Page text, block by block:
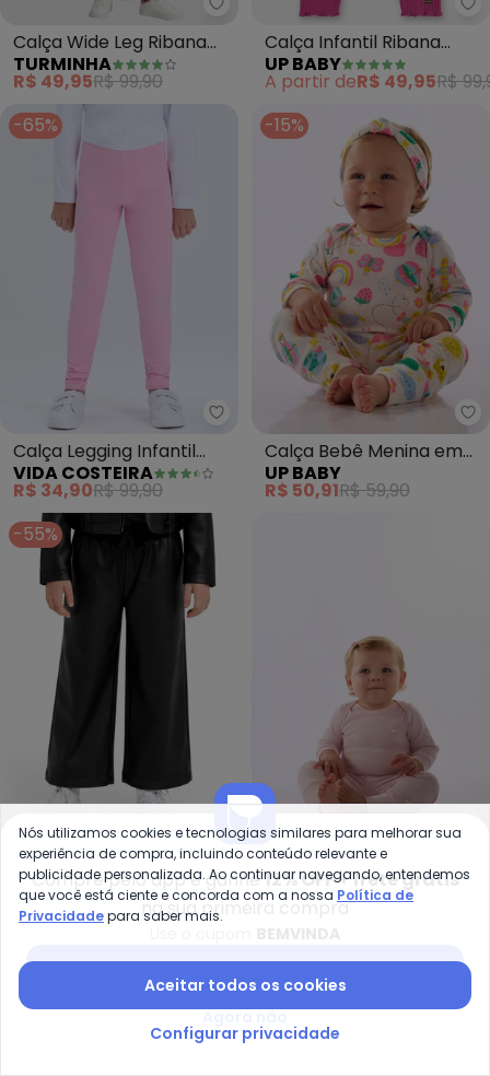
Turminha - Calça Wide Leg
Calça Wide Leg Ribana
(Lilás)
TURMINHA
R$ 49,95R$ 99,90
Calça Infantil Ribana
Canelada (Rosa)
UP BABY
A partir deR$ 49,95R$
-65%
Vida Costeira - Calça Legging
Calça Legging Infantil
Térmica Avulsa (Rosa)
VIDA COSTEIRA
R$ 34,90R$ 99,90
-15%
Calça Bebê Menina em
Suedine Estampado
UP BABY
R$ 50,91R$ 59,90
-55%
Carinhoso - Calça Wide Leg
Calça Wide Leg Courino
(Preto)
CARINHOSO
R$ 80,95R$ 179,90
ou2xdeR$ 40,47semjuros
Calça Infantil Unissex
Suedine Rosa
UP BABY
R$ 54,90
-45% -53%
Compre pelo app e ganhe12% OFF + frete grátis
na sua primeira compra
Nós utilizamos cookies e tecnologias similares para melhorar sua
experiência de compra, incluindo conteúdo relevante e
publicidade personalizada. Ao continuar navegando, entendemos
que você está ciente e concorda com a nossa Política de
Privacidadepara saber mais.
Aceitar todos os cookies
Configurar privacidade